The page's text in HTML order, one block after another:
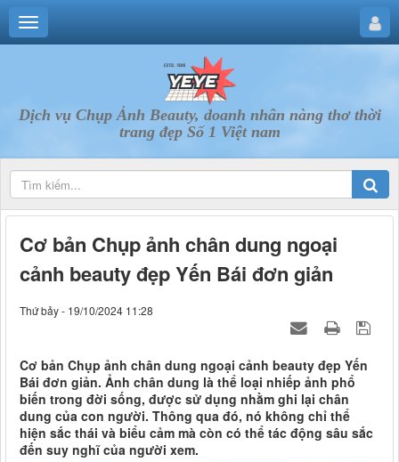
Dịch vụ Chụp Ảnh Beauty, doanh nhân nàng thơ thời
trang đẹp Số 1 Việt nam
Cơ bản Chụp ảnh chân dung ngoại
cảnh beauty đẹp Yến Bái đơn giản
Thứ bảy - 19/10/2024 11:28
Cơ bản Chụp ảnh chân dung ngoại cảnh beauty đẹp Yến
Bái đơn giản. Ảnh chân dung là thể loại nhiếp ảnh phổ
biến trong đời sống, được sử dụng nhằm ghi lại chân
dung của con người. Thông qua đó, nó không chỉ thể
hiện sắc thái và biểu cảm mà còn có thể tác động sâu sắc
đến suy nghĩ của người xem.